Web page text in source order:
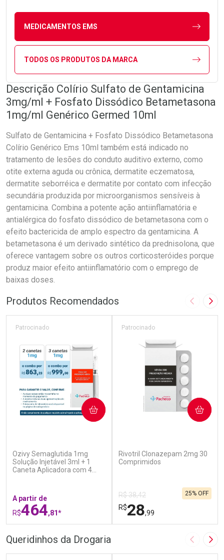
MEDICAMENTOS EMS
TODOS OS PRODUTOS DA MARCA
Descrição Colírio Sulfato de Gentamicina
3mg/ml + Fosfato Dissódico Betametasona
1mg/ml Genérico Germed 10ml
Sulfato de Gentamicina + Fosfato Dissódico Betametasona
Colírio Genérico Ems 10ml também está indicado no
tratamento de lesões do conduto auditivo externo, como
otite externa aguda ou crônica, dermatite eczematosa,
dermatite seborréica e dermatite por contato com infecção
secundária produzida por microorganismos sensíveis à
gentamicina. Combina a potente ação antiinflamatória e
antialérgica do fosfato dissódico de betametasona com o
efeito bactericida de amplo espectro da gentamicina. A
betametasona é um derivado sintético da prednisolona, que
oferece vantagem sobre os outros corticosteróides porque
produz maior efeito antiinflamatório com o emprego de
baixas doses.
Produtos Recomendados Imagem
Ozivy Semaglutida 1mg
Solução Injetável 3ml + 1
Caneta Aplicadora com 4
Patrocinado
A partir de
R$464,81*
COMPRAR
Rivotril Clonazepam 2mg 30
Comprimidos
Patrocinado
R$ 38,42
R$28,99
25% OFF
COMPRAR
Queridinhos da Drogaria Imagem